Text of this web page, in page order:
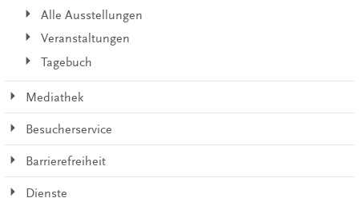
Alle Ausstellungen
Veranstaltungen
Tagebuch
Mediathek
Besucherservice
Barrierefreiheit
Dienste